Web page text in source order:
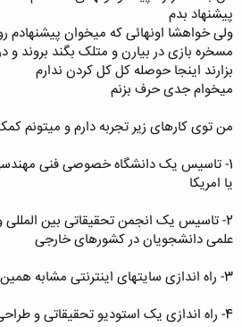
پیشنهاد بدم
ولی خواهشا اونهائی که میخوان پیشنهادم
مسخره بازی در بیارن و متلک بگند بروند و
بزارند اینجا حوصله کل کل کردن ندارم
میخوام جدی حرف بزنم
من توی کارهای زیر تجربه دارم و میتونم
1- تاسیس یک دانشگاه خصوصی فنی مهندسی
یا امریکا
2- تاسیس یک انجمن تحقیقاتی بین المللی
علمی دانشجویان در کشورهای خارجی
3- راه اندازی سایتهای اینترنتی مشابه همین باشگاه مهندسان
4- راه اندازی یک استودیو تحقیقاتی و طراحی مهندسی